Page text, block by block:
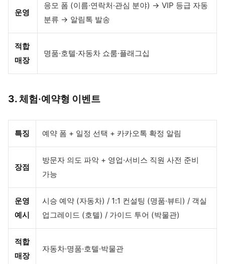
운영
응모 폼 (이름·연락처·관심 분야) → VIP 등급 자동
분류 → 알림톡 발송
적합
매장
명품·호텔·자동차 쇼룸·플래그십
3. 체험·예약형 이벤트
특징 예약 폼 + 일정 선택 + 카카오톡 확정 알림
장점
방문자 의도 파악 + 영업·서비스 직원 사전 준비
가능
운영
예시
시승 예약 (자동차) / 1:1 컨설팅 (명품·뷰티) / 객실
업그레이드 (호텔) / 가이드 투어 (박물관)
적합
매장
자동차·명품·호텔·박물관